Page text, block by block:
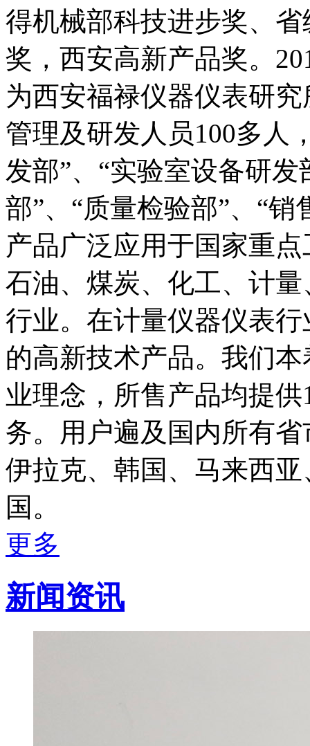
得机械部科技进步奖、
奖，西安高新产品奖。
为西安福禄仪器仪表研
管理及研发人员100多人
发部”、“实验室设备研发
部”、“质量检验部”、“
产品广泛应用于国家重
石油、煤炭、化工、计
行业。在计量仪器仪表
的高新技术产品。我们
业理念，所售产品均提
务。用户遍及国内所有
伊拉克、韩国、马来西
国。
更多
新闻资讯